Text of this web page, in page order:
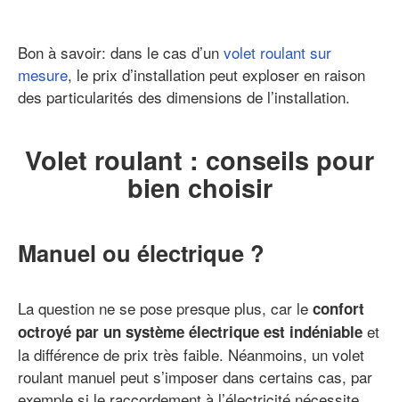
Bon à savoir: dans le cas d’un volet roulant sur
mesure, le prix d’installation peut exploser en raison
des particularités des dimensions de l’installation.
Volet roulant : conseils pour
bien choisir
Manuel ou électrique ?
La question ne se pose presque plus, car le confort
octroyé par un système électrique est indéniable et
la différence de prix très faible. Néanmoins, un volet
roulant manuel peut s’imposer dans certains cas, par